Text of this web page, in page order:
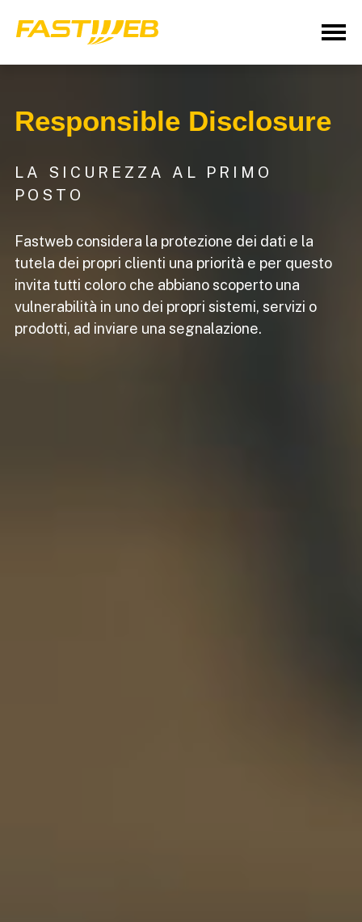
Responsible Disclosure
LA SICUREZZA AL PRIMO
POSTO
Fastweb considera la protezione dei dati e la
tutela dei propri clienti una priorità e per questo
invita tutti coloro che abbiano scoperto una
vulnerabilità in uno dei propri sistemi, servizi o
prodotti, ad inviare una segnalazione.